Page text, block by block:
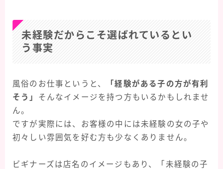
未経験だからこそ選ばれているとい
う事実
風俗のお仕事というと、
「経験がある子の方が有利
そう」 そんなイメージを持つ方もいるかもしれませ
ん。
ですが実際には、お客様の中には未経験の女の子や
初々しい雰囲気を好む方も少なくありません。
ビギナーズは店名のイメージもあり、「未経験の子